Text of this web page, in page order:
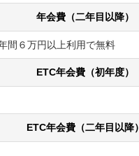
年会費（二年目以降）
間６万円以上利用で無料
ETC年会費（初年度）
ETC年会費（二年目以降）